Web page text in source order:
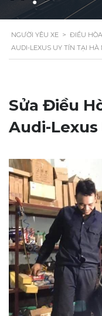
NGƯỜI YÊU XE > ĐIỀU
AUDI-LEXUS UY TÍN TẠI HÀ
Sửa Điều
Audi-Lexus